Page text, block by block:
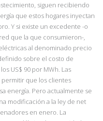
siguen recibiendo
que estos hogares inyectan
Y si existe un excedente -o
que la que consumieron-,
al denominado precio
sobre el costo de
US$ 90 por MWh. Las
que los clientes
energía. Pero actualmente se
modificación a la ley de net
en enero. La